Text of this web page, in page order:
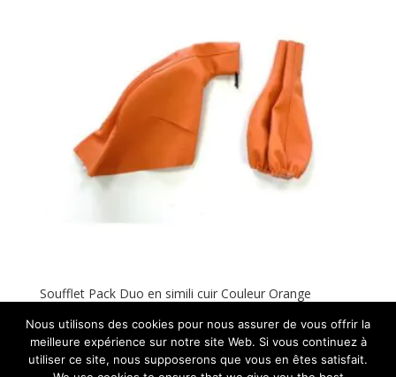
Soufflet Pack Duo en simili cuir Couleur Orange
45,00€
Nous utilisons des cookies pour nous assurer de vous offrir la
meilleure expérience sur notre site Web. Si vous continuez à
utiliser ce site, nous supposerons que vous en êtes satisfait.